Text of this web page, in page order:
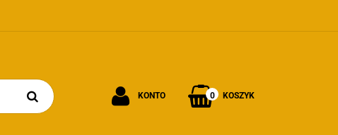
KONTO 0 KOSZYK